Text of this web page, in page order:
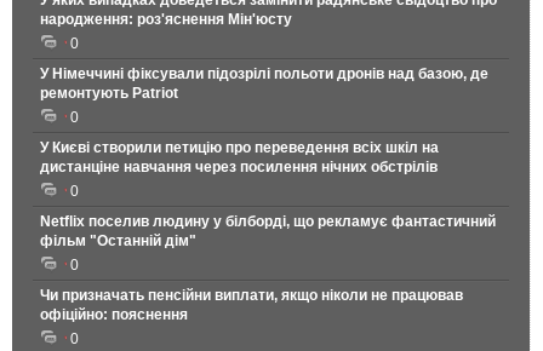
народження: роз'яснення Мін'юсту
0
У Німеччині фіксували підозрілі польоти дронів над базою, де
ремонтують Patriot
0
У Києві створили петицію про переведення всіх шкіл на
дистанціне навчання через посилення нічних обстрілів
0
Netflix поселив людину у білборді, що рекламує фантастичний
фільм "Останній дім"
0
Чи призначать пенсійни виплати, якщо ніколи не працював
офіційно: пояснення
0